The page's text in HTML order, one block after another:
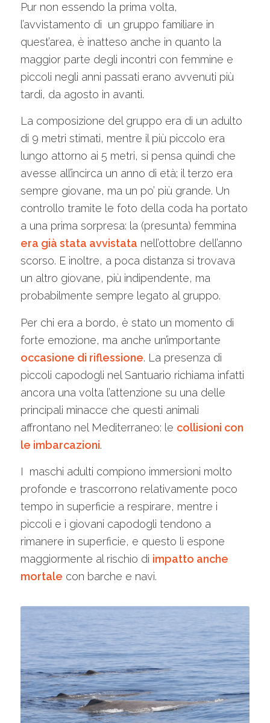
Pur non essendo la prima volta,
l’avvistamento di un gruppo familiare in
quest’area, è inatteso anche in quanto la
maggior parte degli incontri con femmine e
piccoli negli anni passati erano avvenuti più
tardi, da agosto in avanti.
La composizione del gruppo era di un adulto
di 9 metri stimati, mentre il più piccolo era
lungo attorno ai 5 metri, si pensa quindi che
avesse all’incirca un anno di età; il terzo era
sempre giovane, ma un po’ più grande. Un
controllo tramite le foto della coda ha portato
a una prima sorpresa: la (presunta) femmina
era già stata avvistata nell’ottobre dell’anno
scorso. E inoltre, a poca distanza si trovava
un altro giovane, più indipendente, ma
probabilmente sempre legato al gruppo.
Per chi era a bordo, è stato un momento di
forte emozione, ma anche un’importante
occasione di riflessione. La presenza di
piccoli capodogli nel Santuario richiama infatti
ancora una volta l’attenzione su una delle
principali minacce che questi animali
affrontano nel Mediterraneo: le collisioni con
le imbarcazioni.
I maschi adulti compiono immersioni molto
profonde e trascorrono relativamente poco
tempo in superficie a respirare, mentre i
piccoli e i giovani capodogli tendono a
rimanere in superficie, e questo li espone
maggiormente al rischio di impatto anche
mortale con barche e navi.